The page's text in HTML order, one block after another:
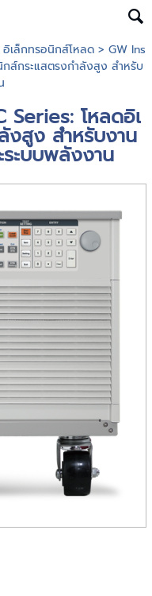
เล็กทรอนิกส์โหลด > GW Ins
ส์กระแสตรงกำลังสูง สำหรับ
โหลดอิเ
งสูง สำหรับงาน
ะบบพลังงาน